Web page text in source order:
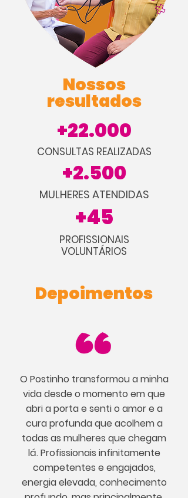
Nossos
resultados
+22.000
CONSULTAS REALIZADAS
+2.500
MULHERES ATENDIDAS
+45
PROFISSIONAIS
VOLUNTÁRIOS
Depoimentos
O Postinho transformou a minha
vida desde o momento em que
abri a porta e senti o amor e a
cura profunda que acolhem a
todas as mulheres que chegam
lá. Profissionais infinitamente
competentes e engajados,
energia elevada, conhecimento